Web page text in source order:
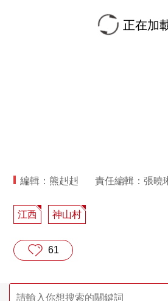
正在加
編輯：熊赳赳 責任編輯：張曉
江西 神山村
61